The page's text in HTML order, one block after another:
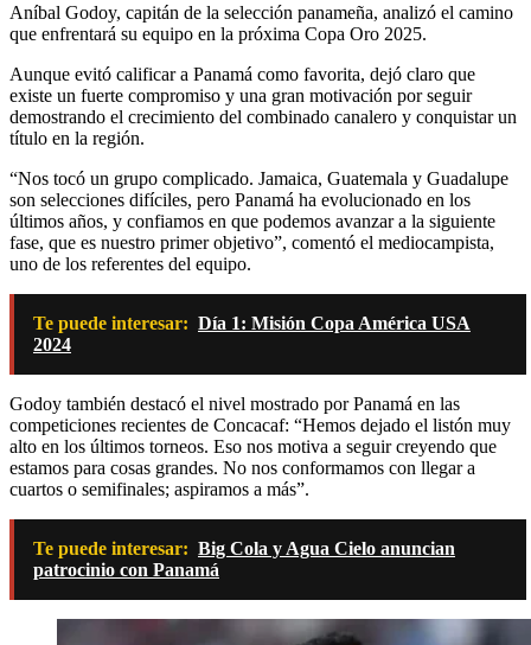
Aníbal Godoy, capitán de la selección panameña, analizó el camino
que enfrentará su equipo en la próxima Copa Oro 2025.
Aunque evitó calificar a Panamá como favorita, dejó claro que
existe un fuerte compromiso y una gran motivación por seguir
demostrando el crecimiento del combinado canalero y conquistar un
título en la región.
“Nos tocó un grupo complicado. Jamaica, Guatemala y Guadalupe
son selecciones difíciles, pero Panamá ha evolucionado en los
últimos años, y confiamos en que podemos avanzar a la siguiente
fase, que es nuestro primer objetivo”, comentó el mediocampista,
uno de los referentes del equipo.
Te puede interesar: Día 1: Misión Copa América USA
2024
Godoy también destacó el nivel mostrado por Panamá en las
competiciones recientes de Concacaf: “Hemos dejado el listón muy
alto en los últimos torneos. Eso nos motiva a seguir creyendo que
estamos para cosas grandes. No nos conformamos con llegar a
cuartos o semifinales; aspiramos a más”.
Te puede interesar: Big Cola y Agua Cielo anuncian
patrocinio con Panamá